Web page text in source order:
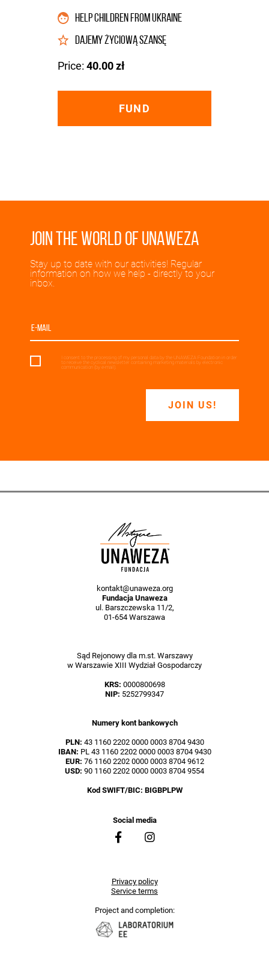
HELP CHILDREN FROM UKRAINE
DAJEMY ŻYCIOWĄ SZANSĘ
Price: 40.00 zł
FUND
Join the world of UNAWEZA
Stay up to date with our activities! Regular
information on how we help - directly to your
inbox.
I consent to the processing of my personal data by the UNAWEZA Foundation in order
to receive the cyclical newsletter containing marketing materials by electronic
communication (by e-mail).
JOIN US!
kontakt@unaweza.org
Fundacja Unaweza
ul. Barszczewska 11/2,
01-654 Warszawa
Sąd Rejonowy dla m.st. Warszawy
w Warszawie XIII Wydział Gospodarczy
KRS: 0000800698
NIP: 5252799347
Numery kont bankowych
PLN: 43 1160 2202 0000 0003 8704 9430
IBAN: PL 43 1160 2202 0000 0003 8704 9430
EUR: 76 1160 2202 0000 0003 8704 9612
USD: 90 1160 2202 0000 0003 8704 9554
Kod SWIFT/BIC: BIGBPLPW
Social media
Privacy policy
Service terms
Project and completion: